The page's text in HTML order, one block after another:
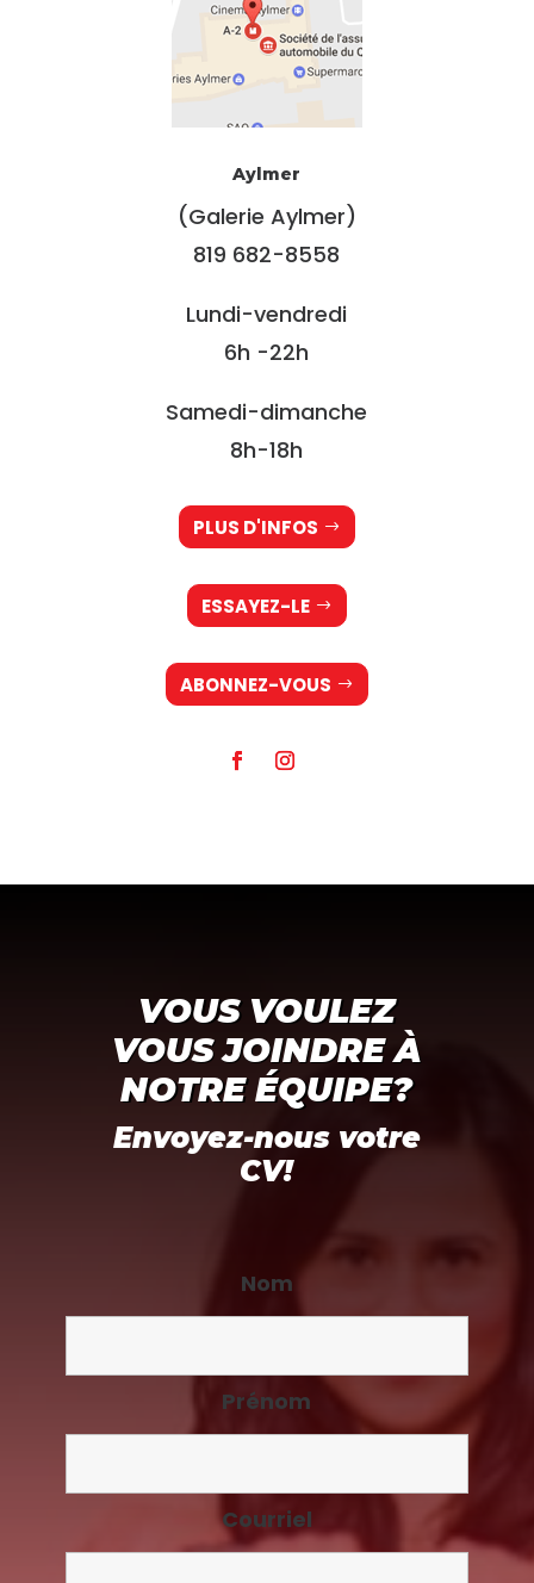
Aylmer
(Galerie Aylmer)
819 682-8558
Lundi-vendredi
6h -22h
Samedi-dimanche
8h-18h
PLUS D'INFOS
ESSAYEZ-LE
ABONNEZ-VOUS
VOUS VOULEZ
VOUS JOINDRE À
NOTRE ÉQUIPE?
Envoyez-nous votre
CV!
Nom
Prénom
Courriel